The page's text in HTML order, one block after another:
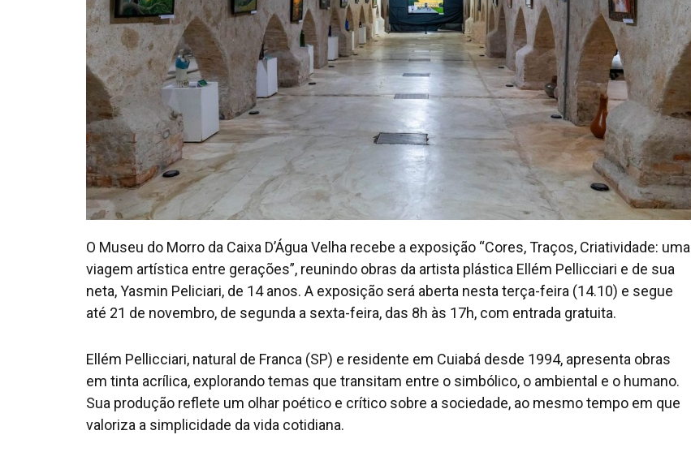
O Museu do Morro da Caixa D’Água Velha recebe a exposição “Cores, Traços, Criatividade: uma
viagem artística entre gerações”, reunindo obras da artista plástica Ellém Pellicciari e de sua
neta, Yasmin Peliciari, de 14 anos. A exposição será aberta nesta terça-feira (14.10) e segue
até 21 de novembro, de segunda a sexta-feira, das 8h às 17h, com entrada gratuita.
Ellém Pellicciari, natural de Franca (SP) e residente em Cuiabá desde 1994, apresenta obras
em tinta acrílica, explorando temas que transitam entre o simbólico, o ambiental e o humano.
Sua produção reflete um olhar poético e crítico sobre a sociedade, ao mesmo tempo em que
valoriza a simplicidade da vida cotidiana.